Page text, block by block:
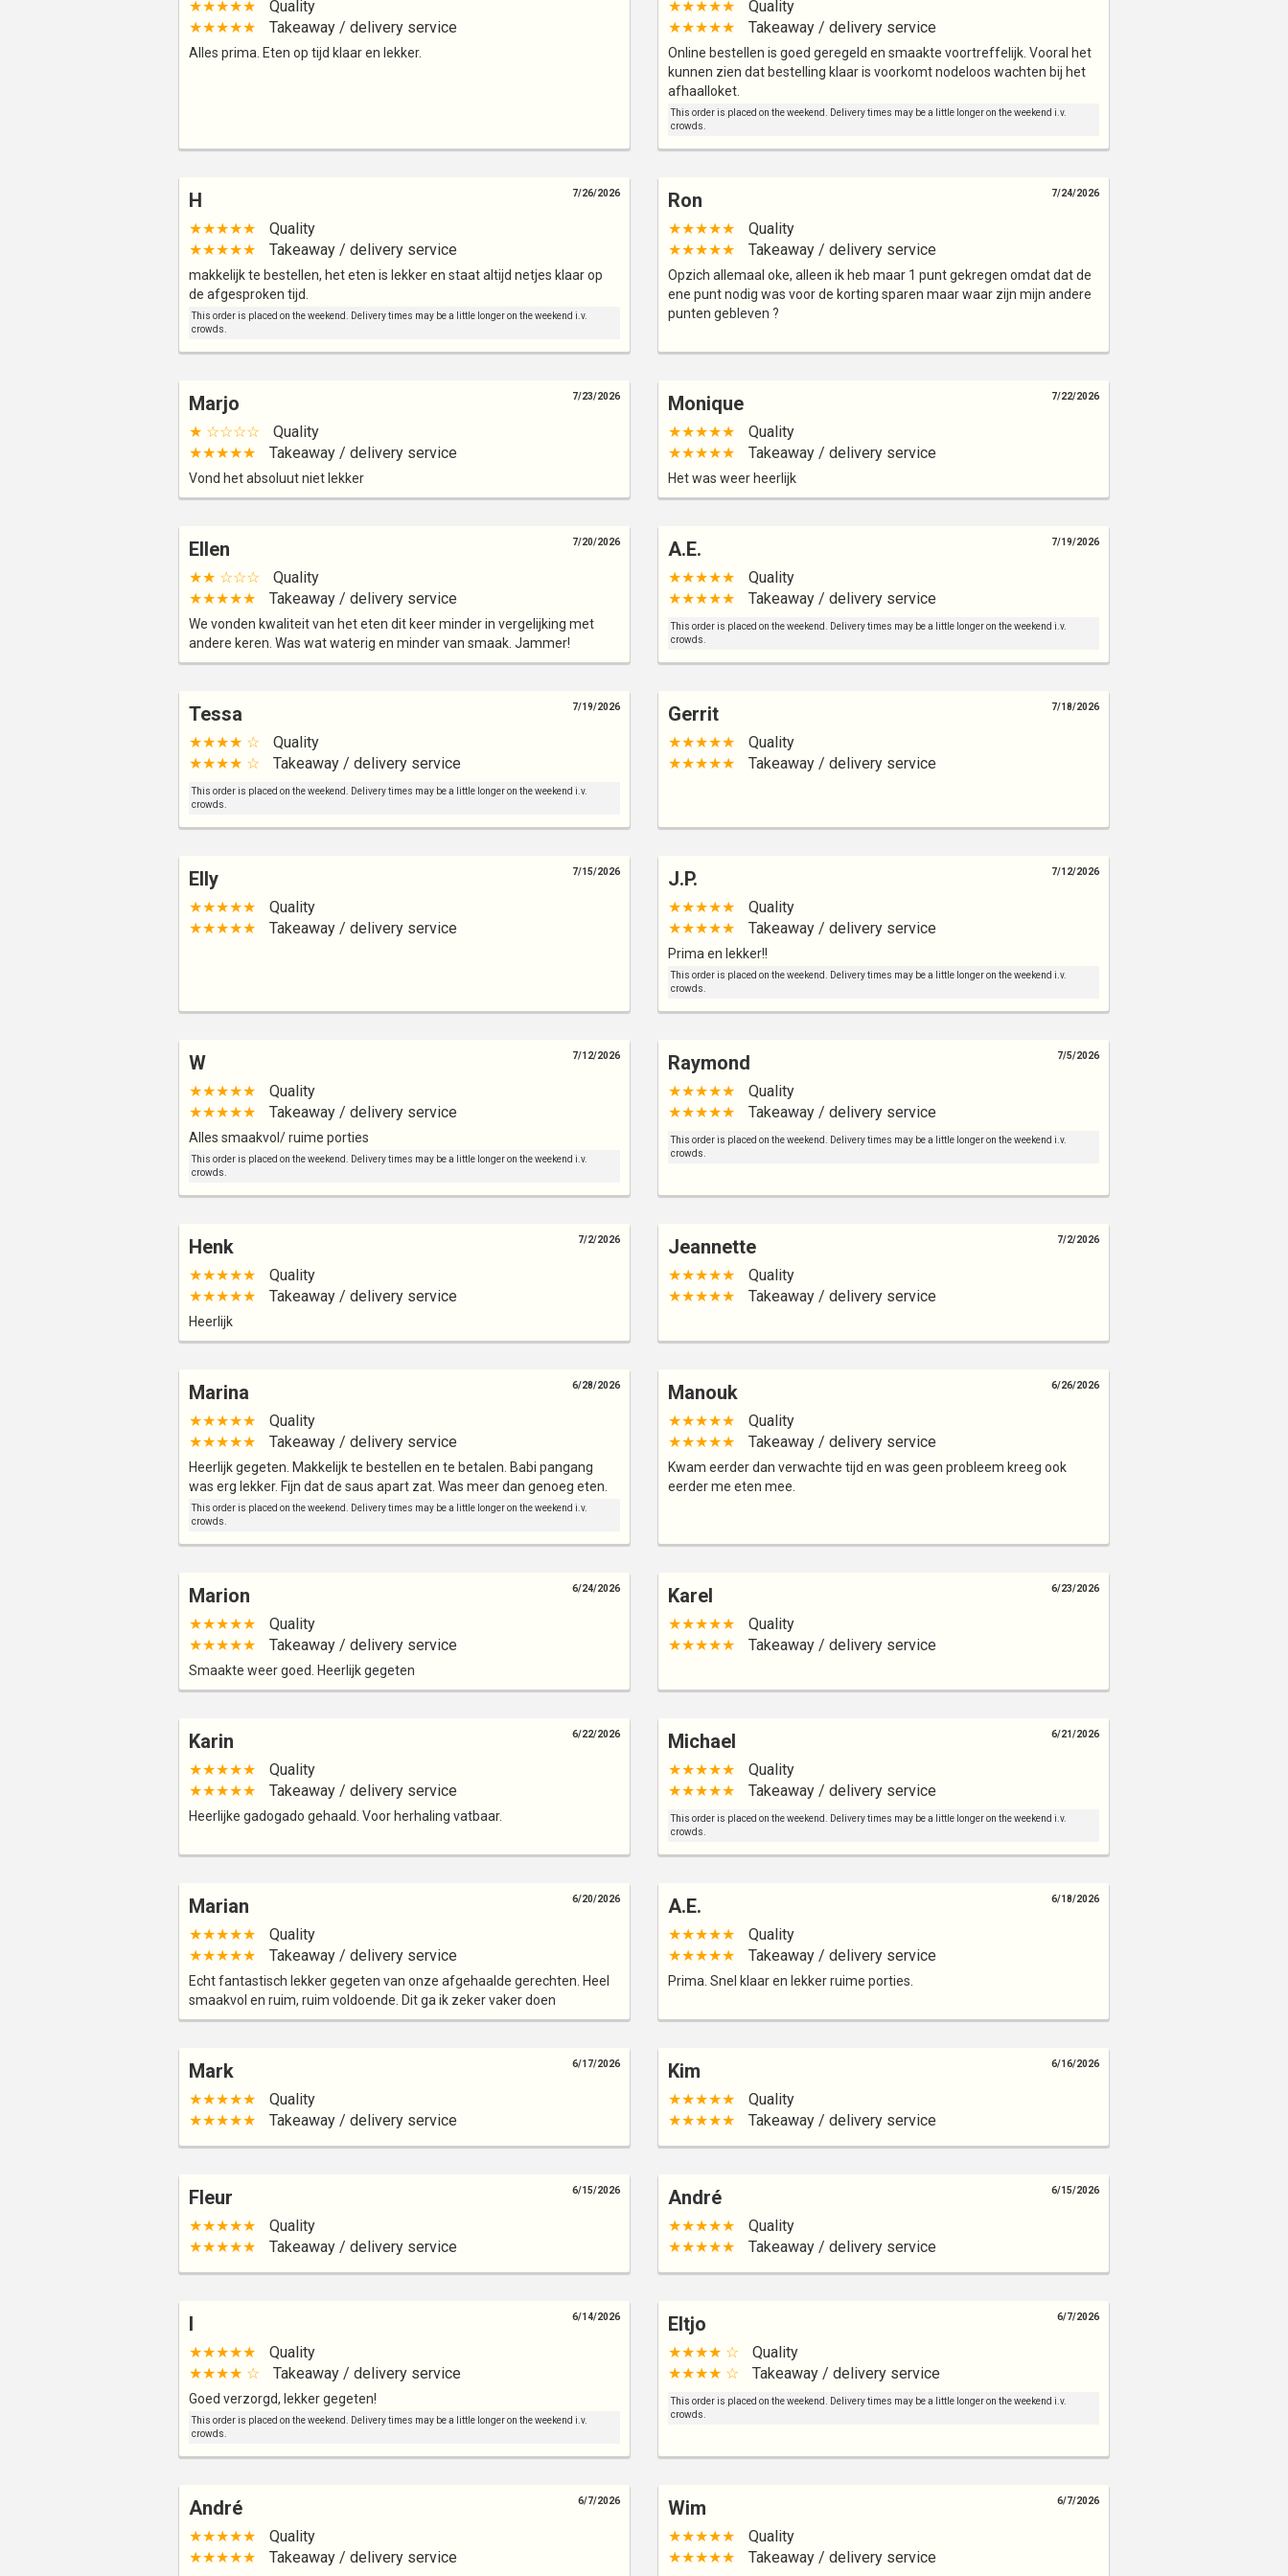
★★★★★
Quality
★★★★★
Takeaway / delivery service
Alles prima. Eten op tijd klaar en lekker.
★★★★★
Quality
★★★★★
Takeaway / delivery service
Online bestellen is goed geregeld en smaakte voortreffelijk. Vooral het
kunnen zien dat bestelling klaar is voorkomt nodeloos wachten bij het
afhaalloket.
This order is placed on the weekend. Delivery times may be a little longer on the weekend i.v.
crowds.
H
★★★★★
Quality
★★★★★
Takeaway / delivery service
makkelijk te bestellen, het eten is lekker en staat altijd netjes klaar op
de afgesproken tijd.
This order is placed on the weekend. Delivery times may be a little longer on the weekend i.v.
crowds.
7/26/2026 Ron
★★★★★
Quality
★★★★★
Takeaway / delivery service
Opzich allemaal oke, alleen ik heb maar 1 punt gekregen omdat dat de
ene punt nodig was voor de korting sparen maar waar zijn mijn andere
punten gebleven ?
7/24/2026
Marjo
★ ☆☆☆☆
Quality
★★★★★
Takeaway / delivery service
Vond het absoluut niet lekker
7/23/2026 Monique
★★★★★
Quality
★★★★★
Takeaway / delivery service
Het was weer heerlijk
7/22/2026
Ellen
★★ ☆☆☆
Quality
★★★★★
Takeaway / delivery service
We vonden kwaliteit van het eten dit keer minder in vergelijking met
andere keren. Was wat waterig en minder van smaak. Jammer!
7/20/2026 A.E.
★★★★★
Quality
★★★★★
Takeaway / delivery service
This order is placed on the weekend. Delivery times may be a little longer on the weekend i.v.
crowds.
7/19/2026
Tessa
★★★★ ☆
Quality
★★★★ ☆
Takeaway / delivery service
This order is placed on the weekend. Delivery times may be a little longer on the weekend i.v.
crowds.
7/19/2026 Gerrit
★★★★★
Quality
★★★★★
Takeaway / delivery service
7/18/2026
Elly
★★★★★
Quality
★★★★★
Takeaway / delivery service
7/15/2026 J.P.
★★★★★
Quality
★★★★★
Takeaway / delivery service
Prima en lekker!!
This order is placed on the weekend. Delivery times may be a little longer on the weekend i.v.
crowds.
7/12/2026
W
★★★★★
Quality
★★★★★
Takeaway / delivery service
Alles smaakvol/ ruime porties
This order is placed on the weekend. Delivery times may be a little longer on the weekend i.v.
crowds.
7/12/2026 Raymond
★★★★★
Quality
★★★★★
Takeaway / delivery service
This order is placed on the weekend. Delivery times may be a little longer on the weekend i.v.
crowds.
7/5/2026
Henk
★★★★★
Quality
★★★★★
Takeaway / delivery service
Heerlijk
7/2/2026 Jeannette
★★★★★
Quality
★★★★★
Takeaway / delivery service
7/2/2026
Marina
★★★★★
Quality
★★★★★
Takeaway / delivery service
Heerlijk gegeten. Makkelijk te bestellen en te betalen. Babi pangang
was erg lekker. Fijn dat de saus apart zat. Was meer dan genoeg eten.
This order is placed on the weekend. Delivery times may be a little longer on the weekend i.v.
crowds.
6/28/2026 Manouk
★★★★★
Quality
★★★★★
Takeaway / delivery service
Kwam eerder dan verwachte tijd en was geen probleem kreeg ook
eerder me eten mee.
6/26/2026
Marion
★★★★★
Quality
★★★★★
Takeaway / delivery service
Smaakte weer goed. Heerlijk gegeten
6/24/2026 Karel
★★★★★
Quality
★★★★★
Takeaway / delivery service
6/23/2026
Karin
★★★★★
Quality
★★★★★
Takeaway / delivery service
Heerlijke gadogado gehaald. Voor herhaling vatbaar.
6/22/2026 Michael
★★★★★
Quality
★★★★★
Takeaway / delivery service
This order is placed on the weekend. Delivery times may be a little longer on the weekend i.v.
crowds.
6/21/2026
Marian
★★★★★
Quality
★★★★★
Takeaway / delivery service
Echt fantastisch lekker gegeten van onze afgehaalde gerechten. Heel
smaakvol en ruim, ruim voldoende. Dit ga ik zeker vaker doen
6/20/2026 A.E.
★★★★★
Quality
★★★★★
Takeaway / delivery service
Prima. Snel klaar en lekker ruime porties.
6/18/2026
Mark
★★★★★
Quality
★★★★★
Takeaway / delivery service
6/17/2026 Kim
★★★★★
Quality
★★★★★
Takeaway / delivery service
6/16/2026
Fleur
★★★★★
Quality
★★★★★
Takeaway / delivery service
6/15/2026 André
★★★★★
Quality
★★★★★
Takeaway / delivery service
6/15/2026
I
★★★★★
Quality
★★★★ ☆
Takeaway / delivery service
Goed verzorgd, lekker gegeten!
This order is placed on the weekend. Delivery times may be a little longer on the weekend i.v.
crowds.
6/14/2026 Eltjo
★★★★ ☆
Quality
★★★★ ☆
Takeaway / delivery service
This order is placed on the weekend. Delivery times may be a little longer on the weekend i.v.
crowds.
6/7/2026
André
★★★★★
Quality
★★★★★
Takeaway / delivery service
6/7/2026 Wim
★★★★★
Quality
★★★★★
Takeaway / delivery service
6/7/2026